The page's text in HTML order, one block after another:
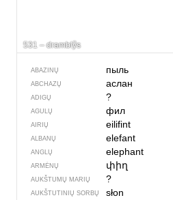
531 – dramblỹs
ABAZINŲ пыль
ABCHAZŲ аслан
ADIGŲ ?
AGULŲ фил
AIRIŲ eilifint
ALBANŲ elefant
ANGLŲ elephant
ARMĖNŲ փիղ
AUKŠTUMŲ MARIŲ ?
AUKŠTUTINIŲ SORBŲ słon